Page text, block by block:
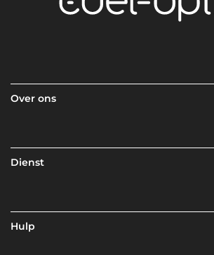
Over ons
Dienst
Hulp